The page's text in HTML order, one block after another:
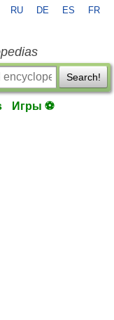
RU DE ES FR
Search!
Игры ⚽